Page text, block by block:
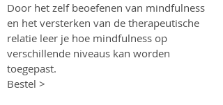
Door het zelf beoefenen van mindfulness
en het versterken van de therapeutische
relatie leer je hoe mindfulness op
verschillende niveaus kan worden
toegepast.
Bestel >